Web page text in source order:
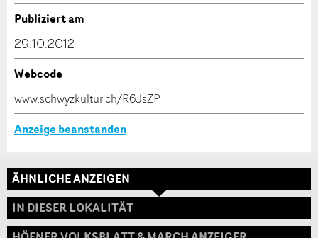
* Eingabe erforderlich
Verfassen Sie eine Nachricht für die Kontaktpersonen
Adresse
Publiziert am
29.10.2012
Webcode
www.schwyzkultur.ch/R6JsZP
Anzeige beanstanden
ÄHNLICHE ANZEIGEN
IN DIESER LOKALITÄT